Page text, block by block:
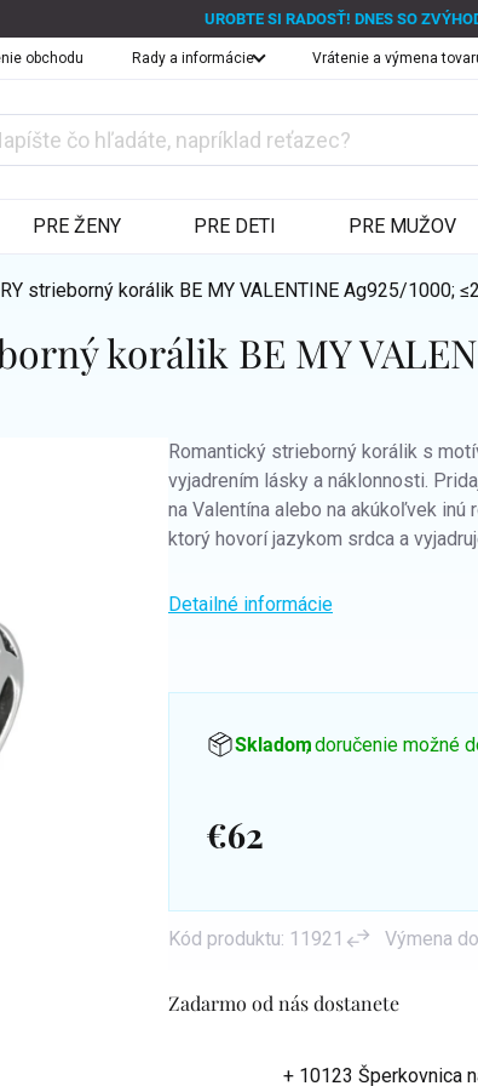
UROBTE SI RADOSŤ! DNES SO
obchodu Rady a informácie Vrátenie a výmena
PRE ŽENY PRE DETI PRE MUŽOV
strieborný korálik BE MY VALENTINEAg925/1000;
korálik BE MY
Zadarmo od nás dostanete
+ 10123 Šperkovnica
Romantický strieborný korálik s
vyjadrením lásky a náklonnosti.
na Valentína alebo na akúkoľvek
ktorý hovorí jazykom srdca a
Detailné informácie
Skladom, doručenie možné
€62
Kód produktu: 11921 Výmena